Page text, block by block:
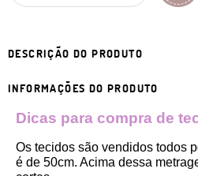
DESCRIÇÃO DO PRODUTO
INFORMAÇÕES DO PRODUTO
Dicas para compra de
Os tecidos são vendidos todos
é de 50cm. Acima dessa